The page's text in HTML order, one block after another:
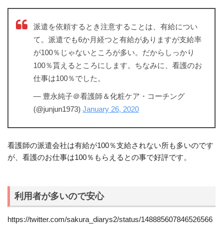
派遣を依頼するとき注意することは、有給につい
て。派遣でも6か月経つと有給がありますが支給率
が100％じゃないところが多い。だからしっかり
100％貰えるところにします。ちなみに、看護のお
仕事は100％でした。
— 豊永純子＠看護師＆化粧ケア・コーチング
(@junjun1973) January 26, 2020
看護師の派遣会社は有給が100％支給されない所も多いのです
が、看護のお仕事は100％もらえるとの事で好評です。
利用者が多いので安心
https://twitter.com/sakura_diarys2/status/148885607846526566